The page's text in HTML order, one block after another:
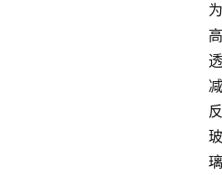
为
高
透
减
反
玻
璃